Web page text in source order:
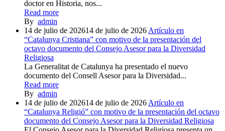
doctor en Historia, nos...
Read more
By admin
14 de julio de 202614 de julio de 2026 Artículo en
“Catalunya Cristiana” con motivo de la presentación del
octavo documento del Consejo Asesor para la Diversidad
Religiosa
La Generalitat de Catalunya ha presentado el nuevo
documento del Consell Asesor para la Diversidad...
Read more
By admin
14 de julio de 202614 de julio de 2026 Artículo en
“Catalunya Religió” con motivo de la presentación del octavo
documento del Consejo Asesor para la Diversidad Religiosa